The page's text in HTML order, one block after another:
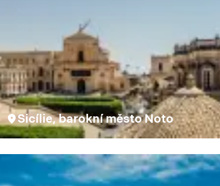
Sicílie, barokní město Noto